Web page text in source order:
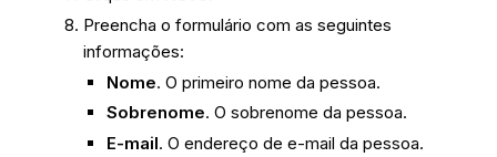
Preencha o formulário com as seguintes
informações:
Nome. O primeiro nome da pessoa.
Sobrenome. O sobrenome da pessoa.
E-mail. O endereço de e-mail da pessoa.